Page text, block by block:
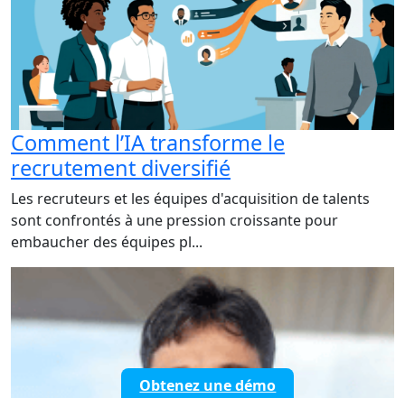
Comment l’IA transforme le
recrutement diversifié
Les recruteurs et les équipes d'acquisition de talents
sont confrontés à une pression croissante pour
embaucher des équipes pl...
Obtenez une démo